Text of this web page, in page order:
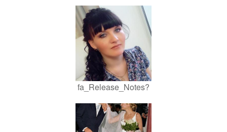
fa_Release_Notes?